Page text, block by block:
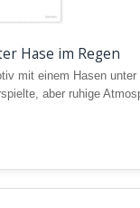
Hase im Regen
mit einem Hasen unter
aber ruhige